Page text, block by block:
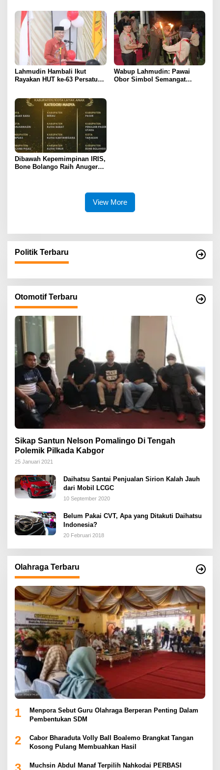
Prabowo
Lahmudin Hambali Ikut
Rayakan HUT ke-63 Persatuan
Wabup Lahmudin: Pawai
Obor Simbol Semangat
Dibawah Kepemimpinan IRIS,
Bone Bolango Raih Anugerah
View More
Politik Terbaru
Otomotif Terbaru
Sikap Santun Nelson Pomalingo Di Tengah
Polemik Pilkada Kabgor
25 Januari 2021
Daihatsu Santai Penjualan Sirion Kalah Jauh
dari Mobil LCGC
10 September 2020
Belum Pakai CVT, Apa yang Ditakuti Daihatsu
Indonesia?
20 Februari 2018
Olahraga Terbaru
1
Menpora Sebut Guru Olahraga Berperan Penting Dalam
Pembentukan SDM
2
Cabor Bharaduta Volly Ball Boalemo Brangkat Tangan
Kosong Pulang Membuahkan Hasil
Muchsin Abdul Manaf Terpilih Nahkodai PERBASI